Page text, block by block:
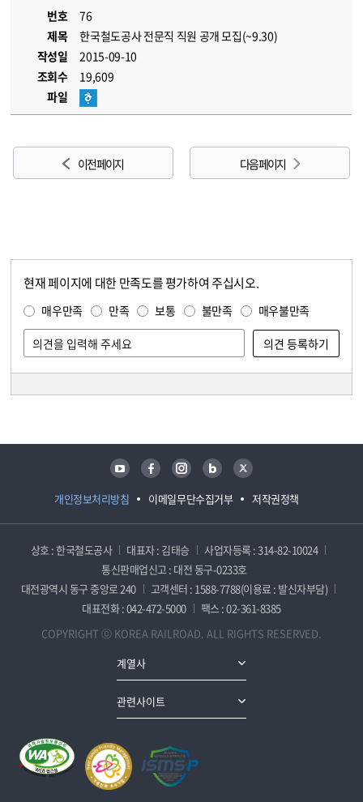
번호
76
제목
한국철도공사 전문직 직원 공개 모집(~9.30)
작성일
2015-09-10
조회수
19,609
파일
이전 페이지 다음 페이지
현재 페이지에 대한 만족도를 평가하여 주십시오.
매우만족 만족 보통 불만족 매우불만족
개인정보처리방침 이메일무단수집거부 저작권정책
유튜브 페이스북 인스타그램 블로그 트위터
상호 : 한국철도공사 대표자 : 김태승
사업자등록 : 314-82-10024
통신판매업신고 : 대전 동구-0233호
대전광역시 동구 중앙로 240
고객센터 : 1588-7788(이용료 : 발신자부담)
대표전화 : 042-472-5000
팩스 : 02-361-8385
COPYRIGHT ⓒ KOREA RAILROAD. ALL RIGHTS RESERVED.
계열사
관련사이트